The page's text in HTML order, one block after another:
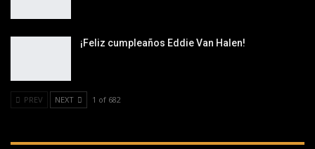
¡Feliz cumpleaños Eddie Van Halen!
PREV NEXT 1 of 682